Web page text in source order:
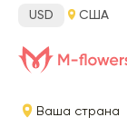
USD США
Ваша страна